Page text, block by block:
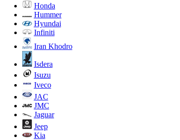
Honda
Hummer
Hyundai
Infiniti
Iran Khodro
Isdera
Isuzu
Iveco
JAC
JMC
Jaguar
Jeep
Kia